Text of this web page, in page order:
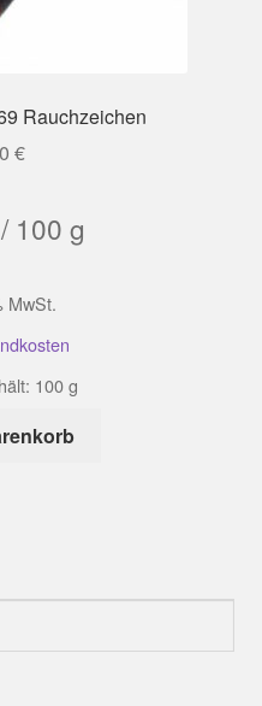
Rauchzeichen
€
/ 100 g
MwSt.
100g